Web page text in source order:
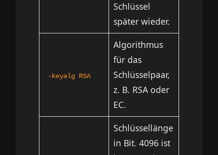
Schlüssel
später wieder.
-keyalg RSA
Algorithmus
für das
Schlüsselpaar,
z. B. RSA oder
EC.
Schlüssellänge
in Bit. 4096 ist